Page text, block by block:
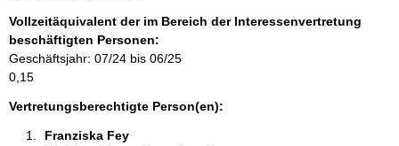
t
i
o
n
e
Vollzeitäquivalent der im Bereich der Interessenvertretung
beschäftigten Personen:
Geschäftsjahr: 07/24 bis 06/25
0,15
Vertretungsberechtigte Person(en):
Franziska Fey